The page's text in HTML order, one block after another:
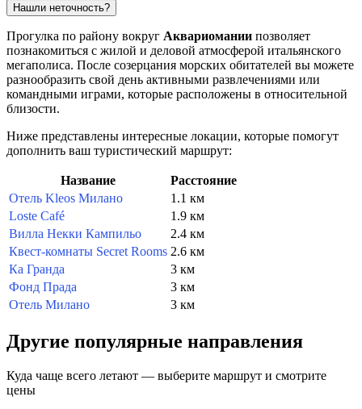
Нашли неточность?
Прогулка по району вокруг Аквариомании позволяет
познакомиться с жилой и деловой атмосферой итальянского
мегаполиса. После созерцания морских обитателей вы можете
разнообразить свой день активными развлечениями или
командными играми, которые расположены в относительной
близости.
Ниже представлены интересные локации, которые помогут
дополнить ваш туристический маршрут:
Название
Расстояние
Отель Kleos Милано
1.1 км
Loste Café
1.9 км
Вилла Некки Кампильо
2.4 км
Квест-комнаты Secret Rooms 2.6 км
Ка Гранда
3 км
Фонд Прада
3 км
Отель Милано
3 км
Другие популярные направления
Куда чаще всего летают — выберите маршрут и смотрите
цены